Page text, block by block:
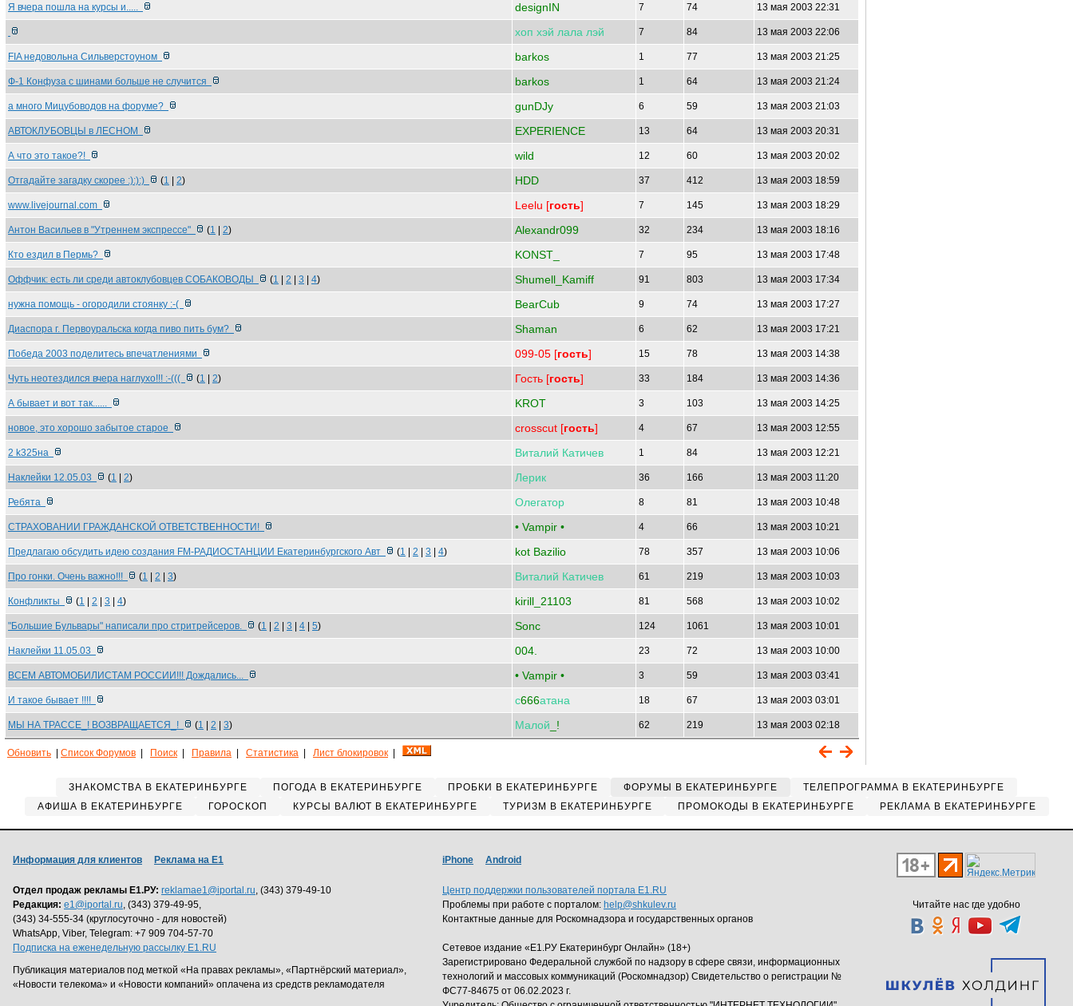
Я вчера пошла на курсы и..... designIN 7 74 13 мая 2003 22:31
хоп хэй лала лэй 7 84 13 мая 2003 22:06
FIA недовольна Сильверстоуном barkos 1 77 13 мая 2003 21:25
Ф-1 Конфуза с шинами больше не случится barkos 1 64 13 мая 2003 21:24
а много Мицубоводов на форуме? gunDJy 6 59 13 мая 2003 21:03
АВТОКЛУБОВЦЫ в ЛЕСНОМ EXPERIENCE 13 64 13 мая 2003 20:31
А что это такое?! wild 12 60 13 мая 2003 20:02
Отгадайте загадку скорее :):):) (1 2) HDD 37 412 13 мая 2003 18:59
www.livejournal.com Leelu [гость] 7 145 13 мая 2003 18:29
Антон Васильев в "Утреннем экспрессе" (1 2) Alexandr099 32 234 13 мая 2003 18:16
Кто ездил в Пермь? KONST_ 7 95 13 мая 2003 17:48
Оффчик: есть ли среди автоклубовцев СОБАКОВОДЫ (1 2 3 4) Shumell_Kamiff 91 803 13 мая 2003 17:34
нужна помощь - огородили стоянку :-( BearCub 9 74 13 мая 2003 17:27
Диаспора г. Первоуральска когда пиво пить бум? Shaman 6 62 13 мая 2003 17:21
Победа 2003 поделитесь впечатлениями 099-05 [гость] 15 78 13 мая 2003 14:38
Чуть неотездился вчера наглухо!!! :-((( (1 2) Гость [гость] 33 184 13 мая 2003 14:36
А бывает и вот так...... KROT 3 103 13 мая 2003 14:25
новое, это хорошо забытое старое crosscut [гость] 4 67 13 мая 2003 12:55
2 k325на Виталий Катичев 1 84 13 мая 2003 12:21
Наклейки 12.05.03 (1 2) Лерик 36 166 13 мая 2003 11:20
Ребята Олегатор 8 81 13 мая 2003 10:48
СТРАХОВАНИИ ГРАЖДАНСКОЙ ОТВЕТСТВЕННОСТИ! • Vampir • 4 66 13 мая 2003 10:21
Предлагаю обсудить идею создания FM-РАДИОСТАНЦИИ Екатеринбургского Авт (1 2 3 4) kot Bazilio 78 357 13 мая 2003 10:06
Про гонки. Очень важно!!! (1 2 3) Виталий Катичев 61 219 13 мая 2003 10:03
Конфликты (1 2 3 4) kirill_21103 81 568 13 мая 2003 10:02
"Большие Бульвары" написали про стритрейсеров. (1 2 3 4 5) Sonc 124 1061 13 мая 2003 10:01
Наклейки 11.05.03 004. 23 72 13 мая 2003 10:00
ВСЕМ АВТОМОБИЛИСТАМ РОССИИ!!! Дождались... • Vampir • 3 59 13 мая 2003 03:41
И такое бывает !!!! с666атана 18 67 13 мая 2003 03:01
МЫ НА ТРАССЕ_! ВОЗВРАЩАЕТСЯ_! (1 2 3) Малой _! 62 219 13 мая 2003 02:18
Обновить Список Форумов Поиск Правила Статистика Лист блокировок
ЗНАКОМСТВА В ЕКАТЕРИНБУРГЕ ПОГОДА В ЕКАТЕРИНБУРГЕ ПРОБКИ В ЕКАТЕРИНБУРГЕ ФОРУМЫ В ЕКАТЕРИНБУРГЕ
ТЕЛЕПРОГРАММА В ЕКАТЕРИНБУРГЕ
АФИША В ЕКАТЕРИНБУРГЕ
ГОРОСКОП КУРСЫ ВАЛЮТ В ЕКАТЕРИНБУРГЕ ТУРИЗМ В ЕКАТЕРИНБУРГЕ ПРОМОКОДЫ В ЕКАТЕРИНБУРГЕ РЕКЛАМА В ЕКАТЕРИНБУРГЕ
Читайте нас где удобно
Информация для клиентов Реклама на Е1
Отдел продаж рекламы Е1.РУ: reklamae1@iportal.ru, (343) 379-49-10
Редакция: e1@iportal.ru, (343) 379-49-95,
(343) 34-555-34 (круглосуточно - для новостей)
WhatsApp, Viber, Telegram: +7 909 704-57-70
Подписка на еженедельную рассылку E1.RU
Публикация материалов под меткой «На правах рекламы», «Партнёрский материал»,
«Новости телекома» и «Новости компаний» оплачена из средств рекламодателя
iPhone Android
Центр поддержки пользователей портала E1.RU
Проблемы при работе с порталом: help@shkulev.ru
Контактные данные для Роскомнадзора и государственных органов
Сетевое издание «Е1.РУ Екатеринбург Онлайн» (18+)
Зарегистрировано Федеральной службой по надзору в сфере связи, информационных
технологий и массовых коммуникаций (Роскомнадзор) Свидетельство о регистрации №
ФС77-84675 от 06.02.2023 г.